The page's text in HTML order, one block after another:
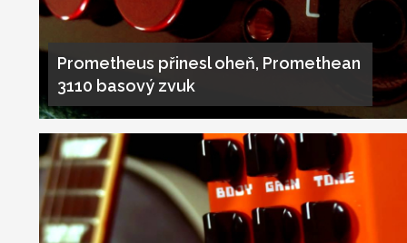
Prometheus přinesl oheň, Promethean
3110 basový zvuk